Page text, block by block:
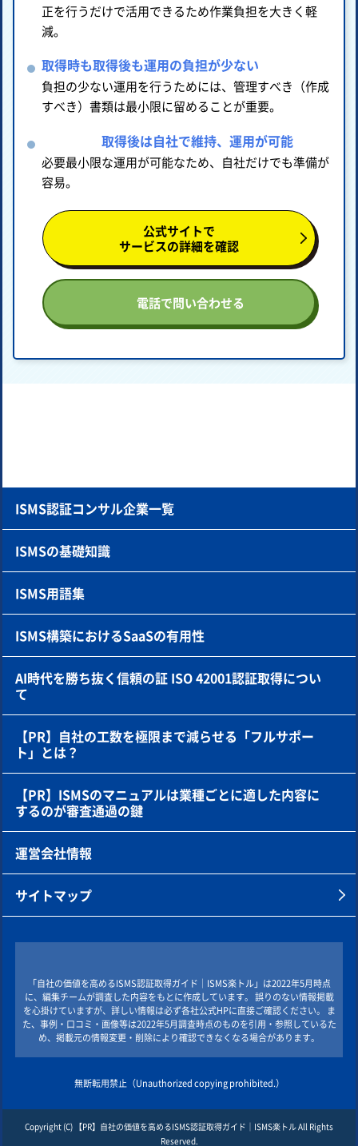
正を行うだけで活用できるため作業負担を大きく軽
減。
取得時も取得後も運用の負担が少ない
負担の少ない運用を行うためには、管理すべき（作成
すべき）書類は最小限に留めることが重要。
取得後は自社で維持、運用が可能
必要最小限な運用が可能なため、自社だけでも準備が
容易。
公式サイトで
サービスの詳細を確認
電話で問い合わせる
ISMS認証コンサル企業一覧
ISMSの基礎知識
ISMS用語集
ISMS構築におけるSaaSの有用性
AI時代を勝ち抜く信頼の証 ISO 42001認証取得につい
て
【PR】自社の工数を極限まで減らせる「フルサポー
ト」とは？
【PR】ISMSのマニュアルは業種ごとに適した内容に
するのが審査通過の鍵
運営会社情報
サイトマップ
「自社の価値を高めるISMS認証取得ガイド｜ISMS楽トル」は2022年5月時点
に、編集チームが調査した内容をもとに作成しています。 誤りのない情報掲載
を心掛けていますが、詳しい情報は必ず各社公式HPに直接ご確認ください。 ま
た、事例・口コミ・画像等は2022年5月調査時点のものを引用・参照しているた
め、掲載元の情報変更・削除により確認できなくなる場合があります。
無断転用禁止（Unauthorized copying prohibited.）
Copyright (C) 自社の価値を高めるISMS認証取得ガイド｜ISMS楽トルAll Rights
Reserved.